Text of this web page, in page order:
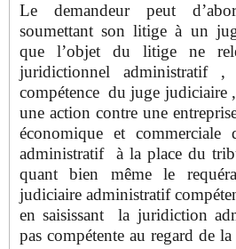
Le demandeur peut
soumettant son litige à un
que l’objet du litige ne
juridictionnel administratif
compétence du juge judiciaire
une action contre une
économique et
administratif à la place du
quant bien même le
judiciaire administratif
en saisissant la juridiction
pas compétente au regard de